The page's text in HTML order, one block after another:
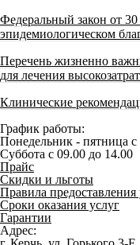
Федеральный закон от
эпидемиологическом
Перечень жизненно
для лечения
Клинические
График работы:
Понедельник - пятница с
Суббота с 09.00 до 14.00
Прайс
Скидки и льготы
Правила предоставления
Сроки оказания услуг
Гарантии
Адрес: